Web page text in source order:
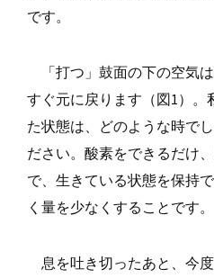
です。
「打つ」鼓面の下の空気は
すぐ元に戻ります（図1）。
た状態は、どのような時で
ださい。酸素をできるだけ
で、生きている状態を保持
く量を少なくすることです。
息を吐き切ったあと、今